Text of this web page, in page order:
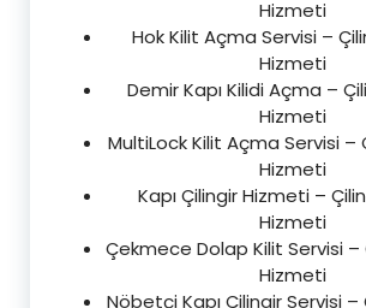
Hizmeti
Hok Kilit Açma Servisi –
Hizmeti
Demir Kapı Kilidi Açma –
Hizmeti
MultiLock Kilit Açma Servisi –
Hizmeti
Kapı Çilingir Hizmeti –
Hizmeti
Çekmece Dolap Kilit Servisi –
Hizmeti
Nöbetçi Kapı Çilingir Servisi –